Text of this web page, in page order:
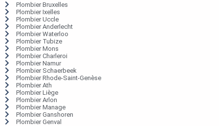
Plombier Bruxelles
Plombier Ixelles
Plombier Uccle
Plombier Anderlecht
Plombier Waterloo
Plombier Tubize
Plombier Mons
Plombier Charleroi
Plombier Namur
Plombier Schaerbeek
Plombier Rhode-Saint-Genèse
Plombier Ath
Plombier Liège
Plombier Arlon
Plombier Manage
Plombier Ganshoren
Plombier Genval